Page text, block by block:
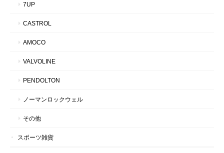
7UP
CASTROL
AMOCO
VALVOLINE
PENDOLTON
ノーマンロックウェル
その他
スポーツ雑貨